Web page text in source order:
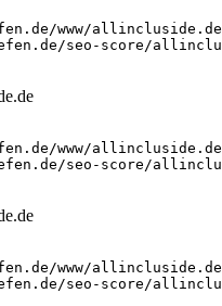
www/
seo-score/
www/
seo-score/
www/
seo-score/